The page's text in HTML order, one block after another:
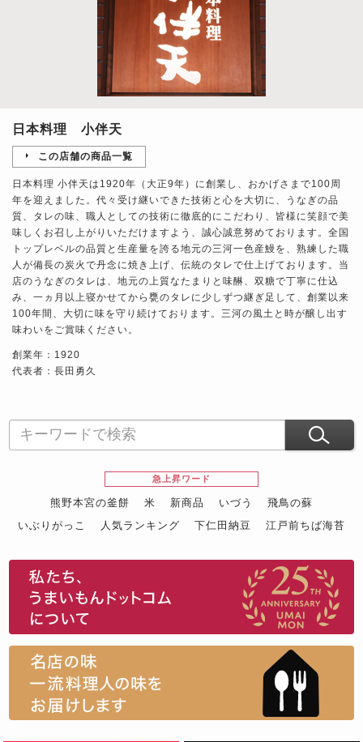
日本料理 小伴天
この店舗の商品一覧
日本料理 小伴天は1920年（大正9年）に創業し、おかげさまで100周
年を迎えました。代々受け継いできた技術と心を大切に、うなぎの品
質、タレの味、職人としての技術に徹底的にこだわり、皆様に笑顔で美
味しくお召し上がりいただけますよう、誠心誠意努めております。全国
トップレベルの品質と生産量を誇る地元の三河一色産鰻を、熟練した職
人が備長の炭火で丹念に焼き上げ、伝統のタレで仕上げております。当
店のうなぎのタレは、地元の上質なたまりと味醂、双糖で丁寧に仕込
み、一ヵ月以上寝かせてから甕のタレに少しずつ継ぎ足して、創業以来
100年間、大切に味を守り続けております。三河の風土と時が醸し出す
味わいをご賞味ください。
創業年：1920
代表者：長田勇久
急上昇ワード
熊野本宮の釜餅 米 新商品 いづう
飛鳥の蘇
いぶりがっこ
人気ランキング 下仁田納豆
江戸前ちば海苔